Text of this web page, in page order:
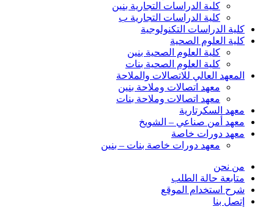
كلية الدراسات التجارية بنين
كلية الدراسات التجارية ب
كلية الدراسات التكنولوجية
كلية العلوم الصحية
كلية العلوم الصحية بنين
كلية العلوم الصحية بنات
المعهد العالي للاتصالات والملاحة
معهد اتصالات وملاحة بنين
معهد اتصالات وملاحة بنات
معهد السكرتارية
معهد أمن صناعي – الشويخ
معهد دورات خاصة
معهد دورات خاصة بنات – بنين
من نحن
متابعة حالة الطلب
شرح استخدام الموقع
إتصل بنا